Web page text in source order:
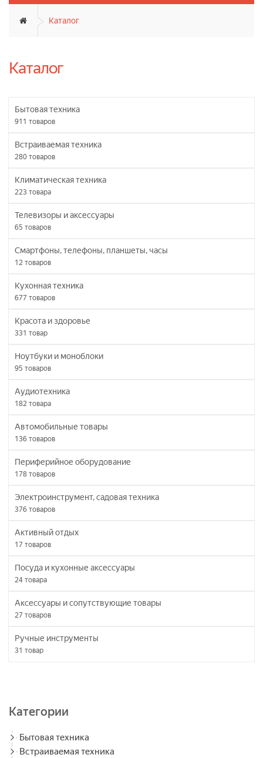
Каталог
Каталог
Бытовая техника
911 товаров
Встраиваемая техника
280 товаров
Климатическая техника
223 товара
Телевизоры и аксессуары
65 товаров
Смартфоны, телефоны, планшеты, часы
12 товаров
Кухонная техника
677 товаров
Красота и здоровье
331 товар
Ноутбуки и моноблоки
95 товаров
Аудиотехника
182 товара
Автомобильные товары
136 товаров
Периферийное оборудование
178 товаров
Электроинструмент, садовая техника
376 товаров
Активный отдых
17 товаров
Посуда и кухонные аксессуары
24 товара
Аксессуары и сопутствующие товары
27 товаров
Ручные инструменты
31 товар
Категории
Бытовая техника
Встраиваемая техника